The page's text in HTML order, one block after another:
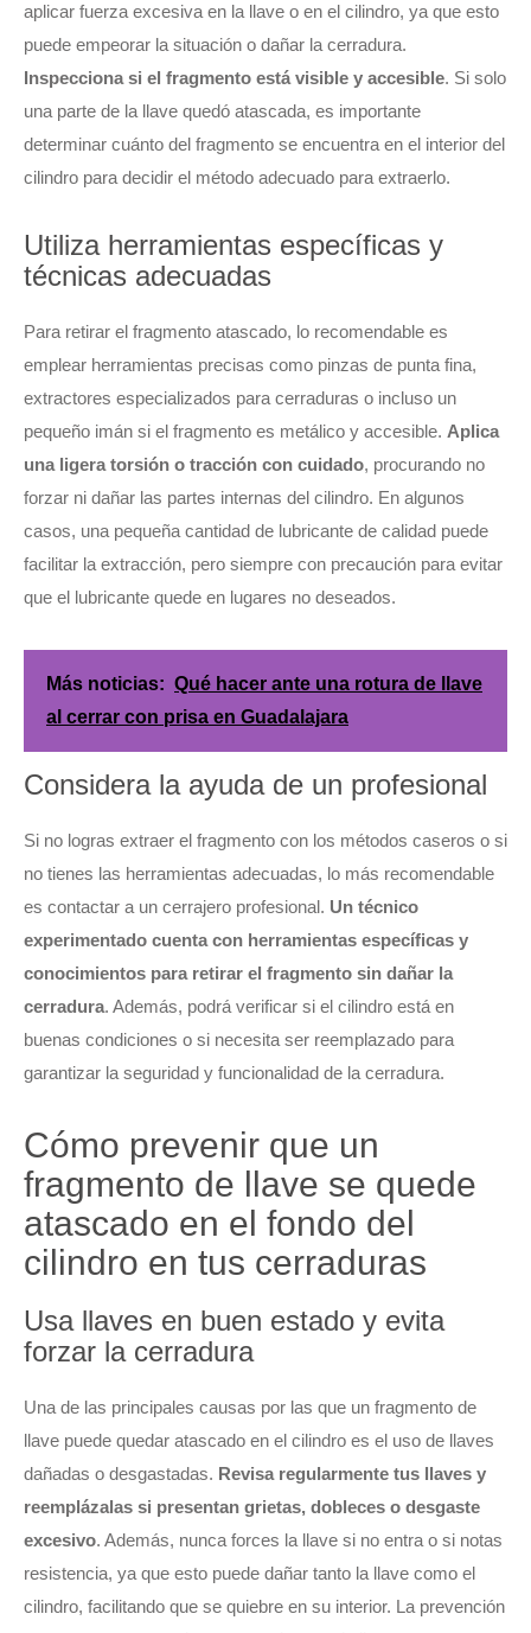
aplicar fuerza excesiva en la llave o en el cilindro, ya que esto
puede empeorar la situación o dañar la cerradura.
Inspecciona si el fragmento está visible y accesible. Si solo
una parte de la llave quedó atascada, es importante
determinar cuánto del fragmento se encuentra en el interior del
cilindro para decidir el método adecuado para extraerlo.
Utiliza herramientas específicas y
técnicas adecuadas
Para retirar el fragmento atascado, lo recomendable es
emplear herramientas precisas como pinzas de punta fina,
extractores especializados para cerraduras o incluso un
pequeño imán si el fragmento es metálico y accesible. Aplica
una ligera torsión o tracción con cuidado, procurando no
forzar ni dañar las partes internas del cilindro. En algunos
casos, una pequeña cantidad de lubricante de calidad puede
facilitar la extracción, pero siempre con precaución para evitar
que el lubricante quede en lugares no deseados.
Más noticias: Qué hacer ante una rotura de llave
al cerrar con prisa en Guadalajara
Considera la ayuda de un profesional
Si no logras extraer el fragmento con los métodos caseros o si
no tienes las herramientas adecuadas, lo más recomendable
es contactar a un cerrajero profesional. Un técnico
experimentado cuenta con herramientas específicas y
conocimientos para retirar el fragmento sin dañar la
cerradura. Además, podrá verificar si el cilindro está en
buenas condiciones o si necesita ser reemplazado para
garantizar la seguridad y funcionalidad de la cerradura.
Cómo prevenir que un
fragmento de llave se quede
atascado en el fondo del
cilindro en tus cerraduras
Usa llaves en buen estado y evita
forzar la cerradura
Una de las principales causas por las que un fragmento de
llave puede quedar atascado en el cilindro es el uso de llaves
dañadas o desgastadas. Revisa regularmente tus llaves y
reemplázalas si presentan grietas, dobleces o desgaste
excesivo. Además, nunca forces la llave si no entra o si notas
resistencia, ya que esto puede dañar tanto la llave como el
cilindro, facilitando que se quiebre en su interior. La prevención